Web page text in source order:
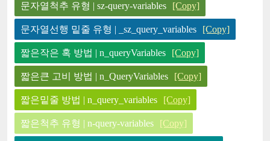
문자열척추 유형 | sz-query-variables [Copy]
문자열선행 밑줄 유형 | _sz_query_variables [Copy]
짧은작은 혹 방법 | n_queryVariables [Copy]
짧은큰 고비 방법 | n_QueryVariables [Copy]
짧은밑줄 방법 | n_query_variables [Copy]
짧은척추 유형 | n-query-variables [Copy]